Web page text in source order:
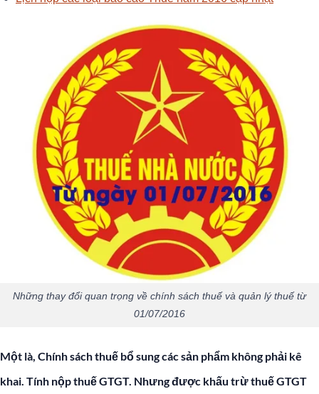
Những thay đổi quan trọng về chính sách thuế và quản lý thuế từ
01/07/2016
Một là, Chính sách thuế bổ sung các sản phẩm không phải kê
khai. Tính nộp thuế GTGT. Nhưng được khấu trừ thuế GTGT